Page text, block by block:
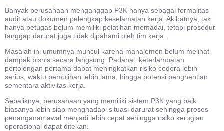
Banyak perusahaan menganggap P3K hanya sebagai formalitas
audit atau dokumen pelengkap keselamatan kerja. Akibatnya, tak
hanya petugas belum memiliki pelatihan memadai, tetapi prosedur
tanggap darurat juga tidak dipahami oleh tim kerja.
Masalah ini umumnya muncul karena manajemen belum melihat
dampak bisnis secara langsung. Padahal, keterlambatan
pertolongan pertama dapat meningkatkan risiko cedera lebih
serius, waktu pemulihan lebih lama, hingga potensi penghentian
sementara aktivitas kerja.
Sebaliknya, perusahaan yang memiliki sistem P3K yang baik
biasanya lebih siap menghadapi situasi darurat sehingga proses
penanganan awal menjadi lebih cepat sehingga risiko kerugian
operasional dapat ditekan.